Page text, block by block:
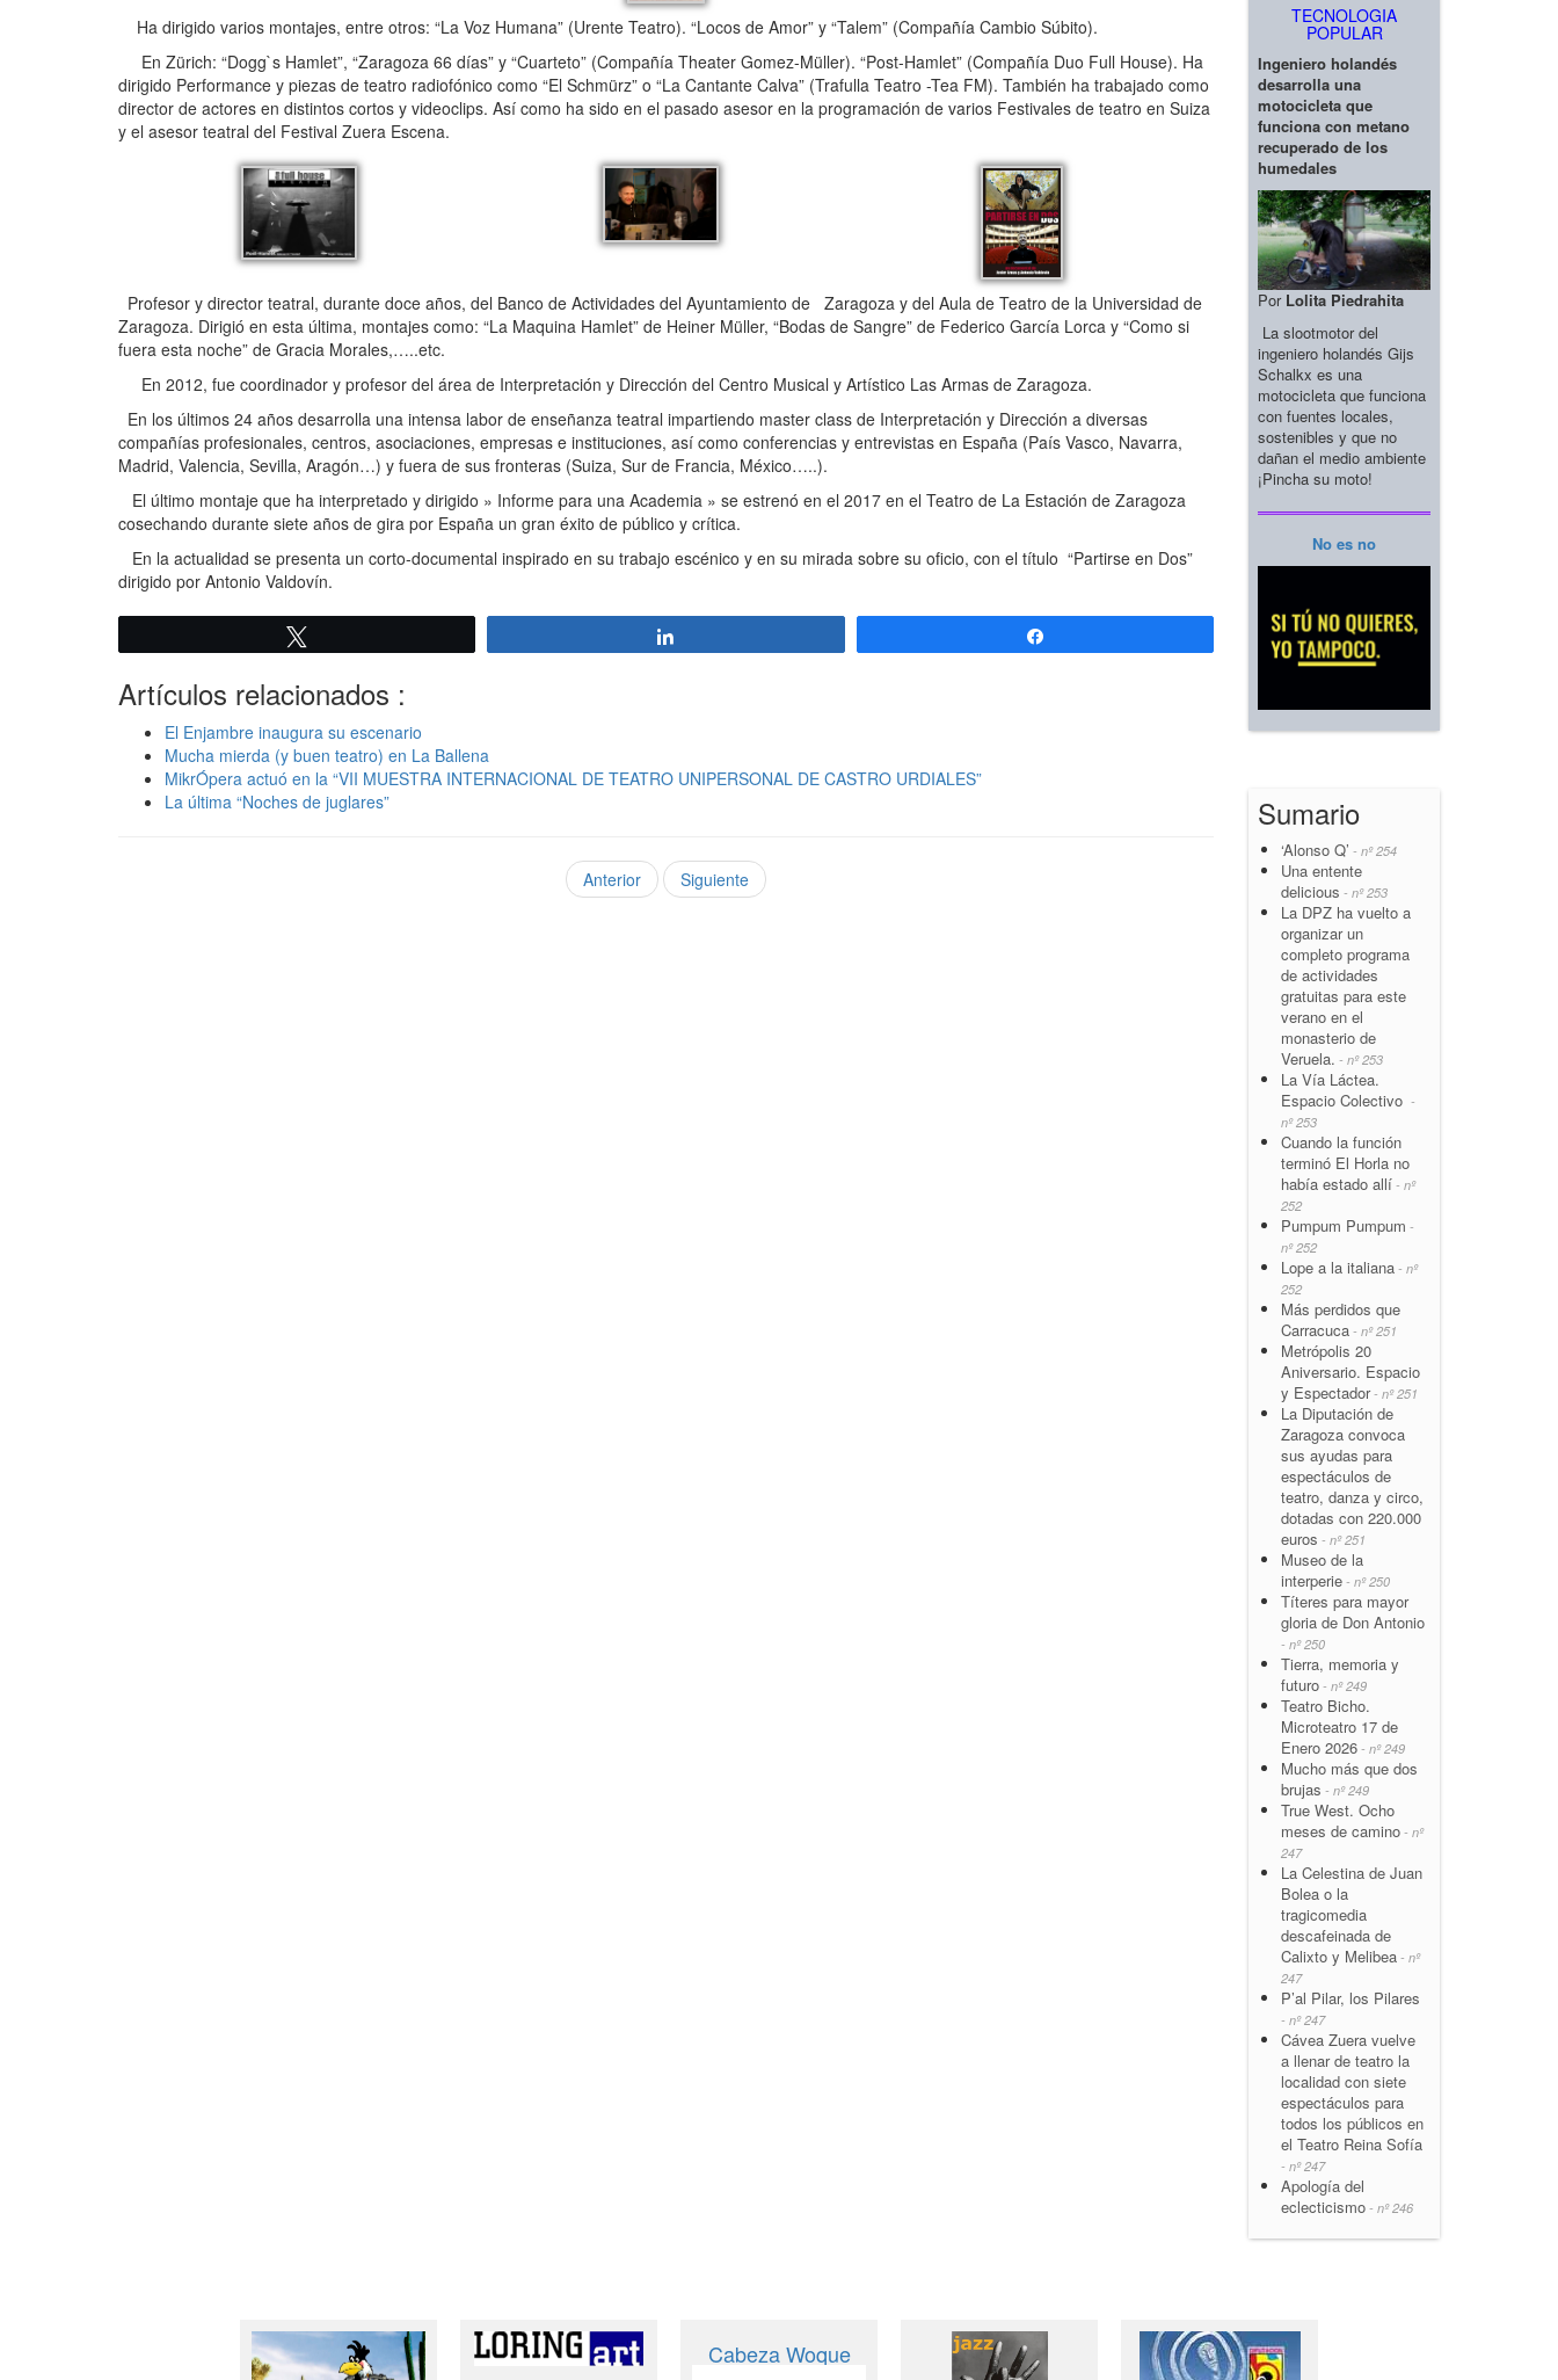
Ha dirigido varios montajes, entre otros: “La Voz Humana” (Urente Teatro). “Locos de Amor” y “Talem” (Compañía Cambio Súbito).
En Zürich: “Dogg`s Hamlet”, “Zaragoza 66 días” y “Cuarteto” (Compañía Theater Gomez-Müller). “Post-Hamlet” (Compañía Duo Full House). Ha
dirigido Performance y piezas de teatro radiofónico como “El Schmürz” o “La Cantante Calva” (Trafulla Teatro -Tea FM). También ha trabajado como
director de actores en distintos cortos y videoclips. Así como ha sido en el pasado asesor en la programación de varios Festivales de teatro en Suiza
y el asesor teatral del Festival Zuera Escena.
Profesor y director teatral, durante doce años, del Banco de Actividades del Ayuntamiento de Zaragoza y del Aula de Teatro de la Universidad de
Zaragoza. Dirigió en esta última, montajes como: “La Maquina Hamlet” de Heiner Müller, “Bodas de Sangre” de Federico García Lorca y “Como si
fuera esta noche” de Gracia Morales,…..etc.
En 2012, fue coordinador y profesor del área de Interpretación y Dirección del Centro Musical y Artístico Las Armas de Zaragoza.
En los últimos 24 años desarrolla una intensa labor de enseñanza teatral impartiendo master class de Interpretación y Dirección a diversas
compañías profesionales, centros, asociaciones, empresas e instituciones, así como conferencias y entrevistas en España (País Vasco, Navarra,
Madrid, Valencia, Sevilla, Aragón…) y fuera de sus fronteras (Suiza, Sur de Francia, México…..).
El último montaje que ha interpretado y dirigido » Informe para una Academia » se estrenó en el 2017 en el Teatro de La Estación de Zaragoza
cosechando durante siete años de gira por España un gran éxito de público y crítica.
En la actualidad se presenta un corto-documental inspirado en su trabajo escénico y en su mirada sobre su oficio, con el título “Partirse en Dos”
dirigido por Antonio Valdovín.
Artículos relacionados :
El Enjambre inaugura su escenario
Mucha mierda (y buen teatro) en La Ballena
MikrÓpera actuó en la “VII MUESTRA INTERNACIONAL DE TEATRO UNIPERSONAL DE CASTRO URDIALES”
La última “Noches de juglares”
Anterior Siguiente
TECNOLOGIA
POPULAR
Ingeniero holandés
desarrolla una
motocicleta que
funciona con metano
recuperado de los
humedales
Por Lolita Piedrahita
La slootmotor del
ingeniero holandés Gijs
Schalkx es una
motocicleta que funciona
con fuentes locales,
sostenibles y que no
dañan el medio ambiente
¡Pincha su moto!
No es no
Sumario
‘Alonso Q’ - nº 254
Una entente
delicious - nº 253
La DPZ ha vuelto a
organizar un
completo programa
de actividades
gratuitas para este
verano en el
monasterio de
Veruela. - nº 253
La Vía Láctea.
Espacio Colectivo -
nº 253
Cuando la función
terminó El Horla no
había estado allí - nº
252
Pumpum Pumpum -
nº 252
Lope a la italiana - nº
252
Más perdidos que
Carracuca - nº 251
Metrópolis 20
Aniversario. Espacio
y Espectador- nº 251
La Diputación de
Zaragoza convoca
sus ayudas para
espectáculos de
teatro, danza y circo,
dotadas con 220.000
euros - nº 251
Museo de la
interperie - nº 250
Títeres para mayor
gloria de Don Antonio
- nº 250
Tierra, memoria y
futuro - nº 249
Teatro Bicho.
Microteatro 17 de
Enero 2026 - nº 249
Mucho más que dos
brujas - nº 249
True West. Ocho
meses de camino - nº
247
La Celestina de Juan
Bolea o la
tragicomedia
descafeinada de
Calixto y Melibea - nº
247
P’al Pilar, los Pilares
- nº 247
Cávea Zuera vuelve
a llenar de teatro la
localidad con siete
espectáculos para
todos los públicos en
el Teatro Reina Sofía
- nº 247
Apología del
eclecticismo - nº 246
Cabeza Woque